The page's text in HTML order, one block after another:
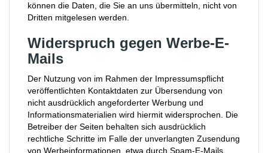
können die Daten, die Sie an uns übermitteln, nicht von
Dritten mitgelesen werden.
Widerspruch gegen Werbe-E-
Mails
Der Nutzung von im Rahmen der Impressumspflicht
veröffentlichten Kontaktdaten zur Übersendung von
nicht ausdrücklich angeforderter Werbung und
Informationsmaterialien wird hiermit widersprochen. Die
Betreiber der Seiten behalten sich ausdrücklich
rechtliche Schritte im Falle der unverlangten Zusendung
von Werbeinformationen, etwa durch Spam-E-Mails,